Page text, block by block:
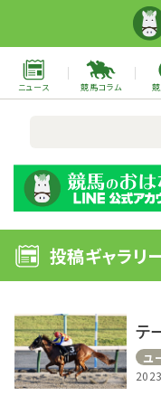
ニュース 競馬コラム
投稿ギャラリ
テ
ユ